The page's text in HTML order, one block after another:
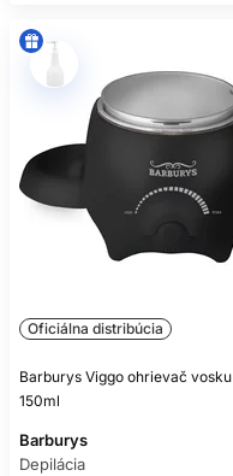
Oficiálna distribúcia
Barburys Viggo ohrievač vosku
150ml
Barburys
Depilácia